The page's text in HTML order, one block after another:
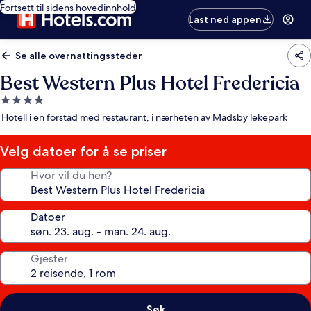
Fortsett til sidens hovedinnhold
Last ned appen
Se alle overnattingssteder
Best Western Plus Hotel Fredericia
Overnattingssted
med
stjerner
Hotell i en forstad med restaurant, i nærheten av Madsby lekepark
Velg datoer for å se priser
Hvor vil du hen?
Datoer
Gjester